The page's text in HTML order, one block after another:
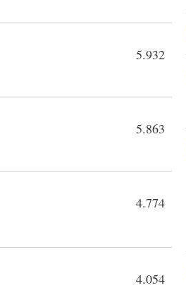
5.932
5.863
4.774
4.054